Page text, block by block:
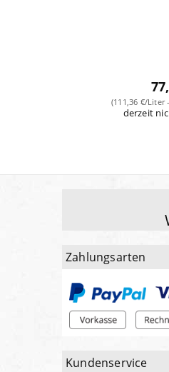
(111,36 €/Liter
derzeit
Zahlungsarten
Kundenservice